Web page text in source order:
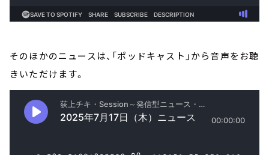
そのほかのニュースは、「ポッドキャスト」から音声をお聴
きいただけます。